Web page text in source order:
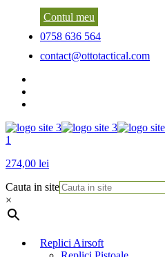
Contul meu
0758 636 564
contact@ottotactical.com
1
274,00 lei
Cauta in site
×
Replici Airsoft